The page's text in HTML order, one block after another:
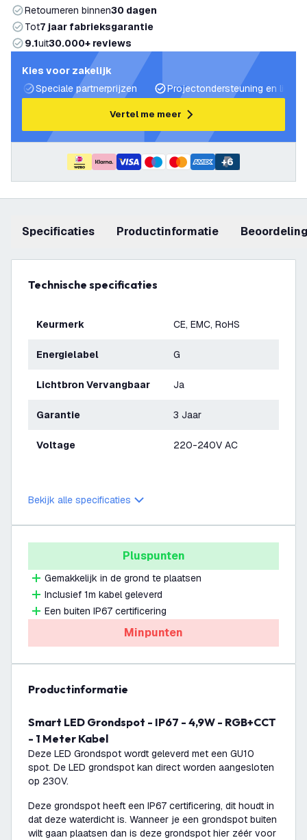
Retourneren binnen30 dagen
Tot7 jaar fabrieksgarantie
9.1uit30.000+ reviews
Kies voor zakelijk
Speciale partnerprijzen
Projectondersteuning en
Vertel me meer
+6
Specificaties productinformatie
Technische specificaties
Keurmerk CE, EMC, RoHS
Energielabel G
Lichtbron Vervangbaar Ja
Garantie 3 Jaar
Voltage 220-240V AC
Bekijk alle specificaties
Pluspunten
Gemakkelijk in de grond te plaatsen
Inclusief 1m kabel geleverd
Een buiten IP67 certificering
Minpunten
productinformatie
Smart LED Grondspot - IP67 - 4,9W - RGB+CCT
- 1 Meter Kabel
Deze LED Grondspot wordt geleverd met een GU10
spot. De LED grondspot kan direct worden aangesloten
op 230V.
Deze grondspot heeft een IP67 certificering, dit houdt in
dat deze waterdicht is. Wanneer je een grondspot buiten
wilt gaan plaatsen dan is deze grondspot hier zéér voor